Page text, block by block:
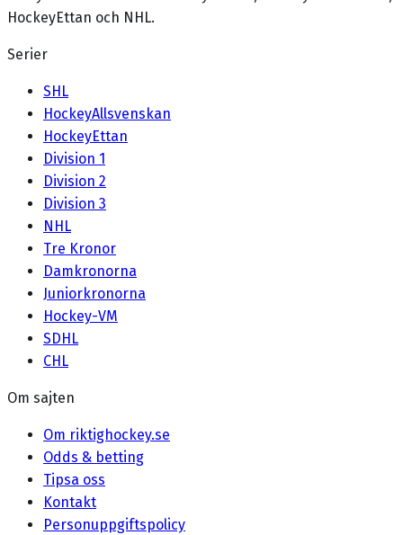
HockeyEttan och NHL.
Serier
SHL
HockeyAllsvenskan
HockeyEttan
Division 1
Division 2
Division 3
NHL
Tre Kronor
Damkronorna
Juniorkronorna
Hockey-VM
SDHL
CHL
Om sajten
Om riktighockey.se
Odds & betting
Tipsa oss
Kontakt
Personuppgiftspolicy